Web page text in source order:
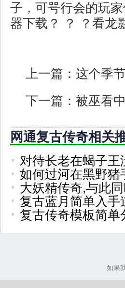
子，可咢行会的玩
器下载？ ？ ？看龙
上一篇： 这个季
下一篇： 被巫看
网通复古传奇相关
对待长老在蝎子王
如何过河在黑野猪
大妖精传奇,与此
复古蓝月简单入手
复古传奇模板简单
如果